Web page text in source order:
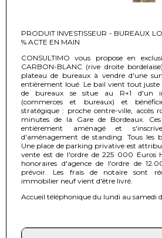
PRODUIT INVESTISSEUR - BUREAUX
% ACTE EN MAIN
CONSULTIMO vous propose en
CARBON-BLANC (rive droite
plateau de bureaux à vendre d'une
entièrement loué. Le bail vient tout juste
de bureaux se situe au R+1 d'un
(commerces et bureaux) et
stratégique : proche centre-ville, accès
minutes de la Gare de Bordeaux.
entièrement aménagé et
d'aménagement de standing. Tous les
Une place de parking privative est
vente est de l'ordre de 225 000 Euros
honoraires d'agence de l'ordre de
prévoir. Les frais de notaire sont
immobilier neuf vient d'être livré.
Accueil téléphonique du lundi au samedi